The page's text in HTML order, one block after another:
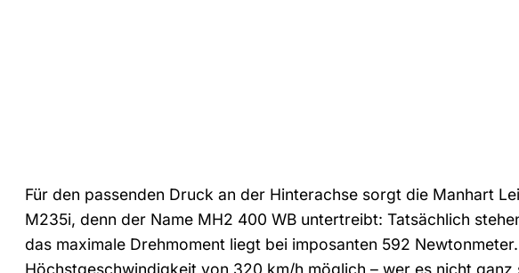
Für den passenden Druck an der Hinterachse sorgt die Manhart
M235i, denn der Name MH2 400 WB untertreibt: Tatsächlich
das maximale Drehmoment liegt bei imposanten 592
Höchstgeschwindigkeit von 320 km/h möglich – wer es nicht ganz